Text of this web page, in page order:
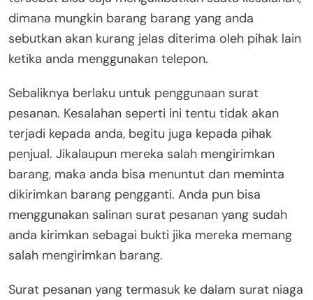
dimana mungkin barang barang yang anda
sebutkan akan kurang jelas diterima oleh pihak lain
ketika anda menggunakan telepon.
Sebaliknya berlaku untuk penggunaan surat
pesanan. Kesalahan seperti ini tentu tidak akan
terjadi kepada anda, begitu juga kepada pihak
penjual. Jikalaupun mereka salah mengirimkan
barang, maka anda bisa menuntut dan meminta
dikirimkan barang pengganti. Anda pun bisa
menggunakan salinan surat pesanan yang sudah
anda kirimkan sebagai bukti jika mereka memang
salah mengirimkan barang.
Surat pesanan yang termasuk ke dalam surat niaga